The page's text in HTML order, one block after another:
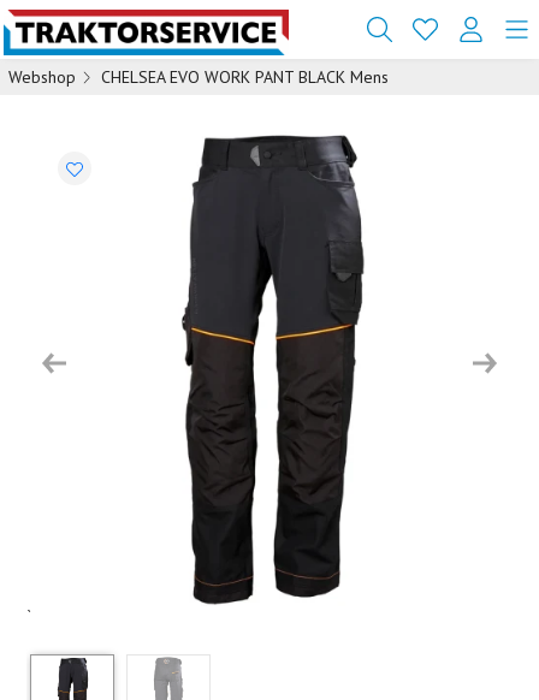
Webshop CHELSEA EVO WORK PANT BLACK Mens
Previous Next
`